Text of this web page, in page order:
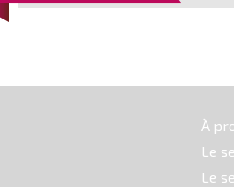
À
Le
Le